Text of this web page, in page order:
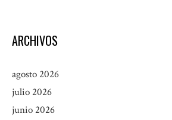
ARCHIVOS
agosto 2026
julio 2026
junio 2026